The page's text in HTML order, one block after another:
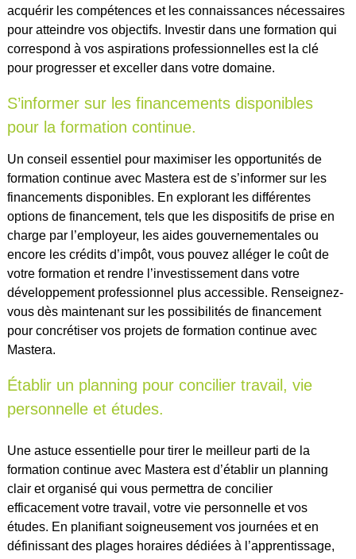
acquérir les compétences et les connaissances nécessaires
pour atteindre vos objectifs. Investir dans une formation qui
correspond à vos aspirations professionnelles est la clé
pour progresser et exceller dans votre domaine.
S’informer sur les financements disponibles
pour la formation continue.
Un conseil essentiel pour maximiser les opportunités de
formation continue avec Mastera est de s’informer sur les
financements disponibles. En explorant les différentes
options de financement, tels que les dispositifs de prise en
charge par l’employeur, les aides gouvernementales ou
encore les crédits d’impôt, vous pouvez alléger le coût de
votre formation et rendre l’investissement dans votre
développement professionnel plus accessible. Renseignez-
vous dès maintenant sur les possibilités de financement
pour concrétiser vos projets de formation continue avec
Mastera.
Établir un planning pour concilier travail, vie
personnelle et études.
Une astuce essentielle pour tirer le meilleur parti de la
formation continue avec Mastera est d’établir un planning
clair et organisé qui vous permettra de concilier
efficacement votre travail, votre vie personnelle et vos
études. En planifiant soigneusement vos journées et en
définissant des plages horaires dédiées à l’apprentissage,